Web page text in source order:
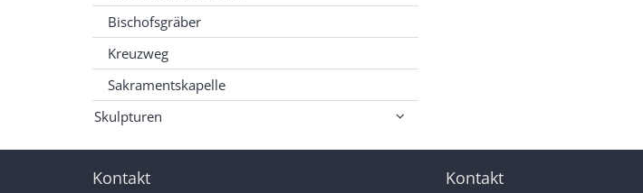
Bischofsgräber
Kreuzweg
Sakramentskapelle
Skulpturen
Kontakt Kontakt